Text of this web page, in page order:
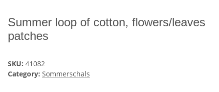
Summer loop of cotton, flowers/leaves
patches
SKU: 41082
Category: Sommerschals